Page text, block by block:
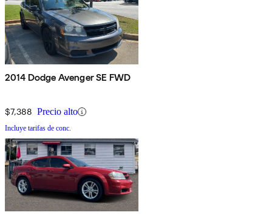
2014 Dodge Avenger SE FWD
$7,388 Precio alto
Incluye tarifas de conc.